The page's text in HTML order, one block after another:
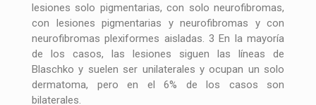
lesiones solo pigmentarias, con solo neurofibromas,
con lesiones pigmentarias y neurofibromas y con
neurofibromas plexiformes aisladas. 3 En la mayoría
de los casos, las lesiones siguen las líneas de
Blaschko y suelen ser unilaterales y ocupan un solo
dermatoma, pero en el 6% de los casos son
bilaterales.